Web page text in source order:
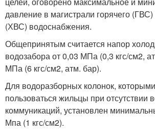
давление в магистрали горячего
(ХВС) водоснабжения.
Общепринятым считается напор
водозабора от 0,03 МПа (0,3 кгс/см2,
МПа (6 кгс/см2, атм. бар).
Для водоразборных колонок,
пользоваться жильцы при отсутствии
коммуникаций, установлен
Мпа (1 кгс/см2).